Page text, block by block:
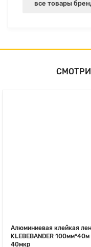
все товары
Алюминиевая клейкая
KLEBEBANDER 100мм*40м
40мкр